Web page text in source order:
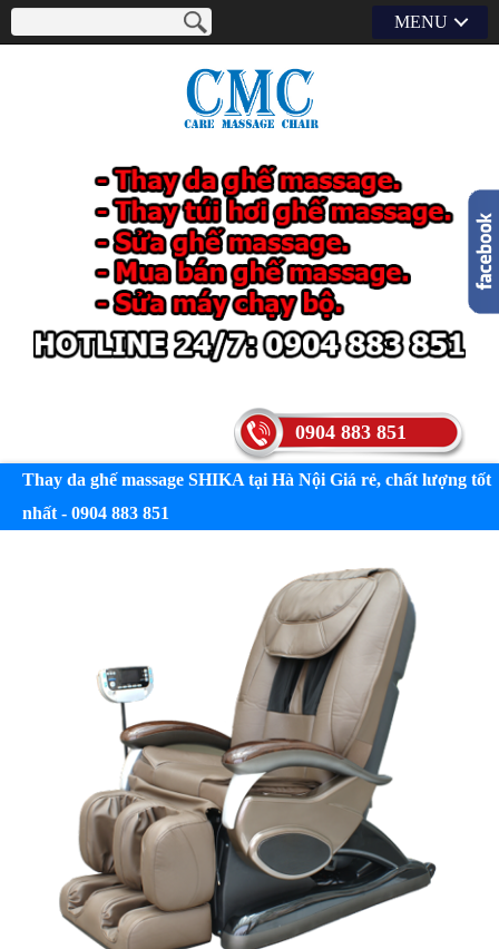
MENU
0904 883 851
Thay da ghế massage SHIKA tại Hà Nội Giá rẻ, chất lượng tốt
nhất - 0904 883 851